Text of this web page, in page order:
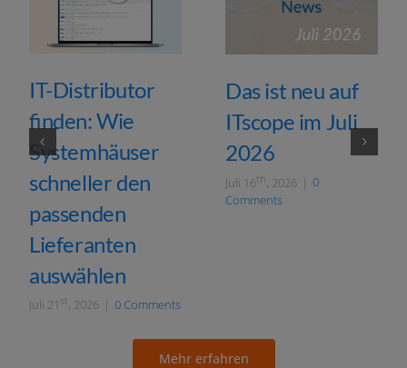
IT-Distributor
finden: Wie
Systemhäuser
schneller den
passenden
Lieferanten
auswählen
Juli 21 st, 2026 | 0 Comments
Das ist neu auf
ITscope im Juli
2026
Juli 16th, 2026 | 0
Comments
Mehr erfah­ren